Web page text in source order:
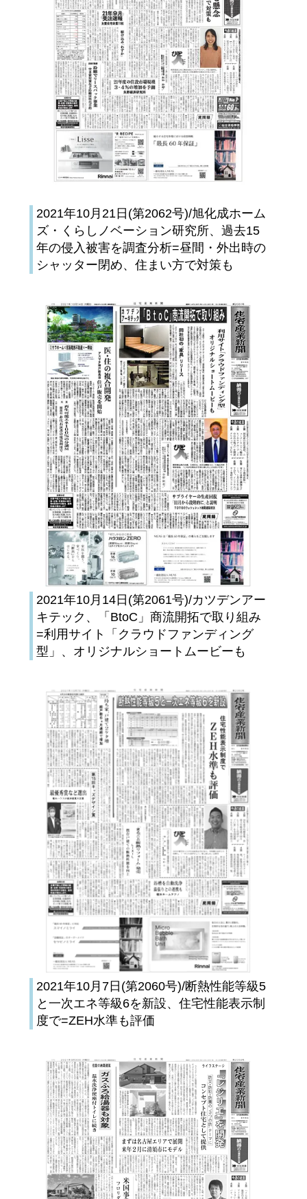
2021年10月21日(第2062号)/旭化成ホーム
ズ・くらしノベーション研究所、過去15
年の侵入被害を調査分析=昼間・外出時の
シャッター閉め、住まい方で対策も
2021年10月14日(第2061号)/カツデンアー
キテック、「BtoC」商流開拓で取り組み
=利用サイト「クラウドファンディング
型」、オリジナルショートムービーも
2021年10月7日(第2060号)/断熱性能等級5
と一次エネ等級6を新設、住宅性能表示制
度で=ZEH水準も評価